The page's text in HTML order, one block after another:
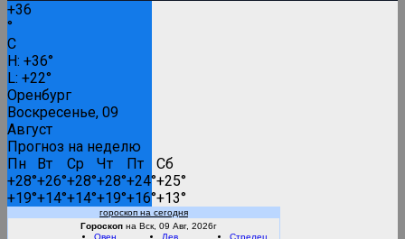
Вести FM
RMC Lounge
+36
°
C
H: +36°
L: +22°
Оренбург
Воскресенье, 09
Август
Прогноз на неделю
Пн
Вт Ср Чт Пт
Сб
+28°+26°+28°+28°+24°+25°
+19°+14°+14°+19°+16°+13°
Гороскоп на Вск, 09 Авг, 2026г
гороскоп на сегодня